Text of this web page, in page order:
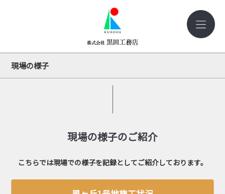
現場の様子
現場の様子のご紹介
こちらでは現場での様子を記録としてご紹介しております。